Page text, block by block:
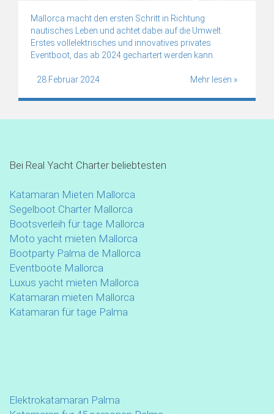
Mallorca macht den ersten Schritt in Richtung
nautisches Leben und achtet dabei auf die Umwelt.
Erstes vollelektrisches und innovatives privates
Eventboot, das ab 2024 gechartert werden kann.
28 Februar 2024 Mehr lesen »
Bei Real Yacht Charter beliebtesten
Katamaran Mieten Mallorca
Segelboot Charter Mallorca
Bootsverleih für tage Mallorca
Moto yacht mieten Mallorca
Bootparty Palma de Mallorca
Eventboote Mallorca
Luxus yacht mieten Mallorca
Katamaran mieten Mallorca
Katamaran für tage Palma
Elektrokatamaran Palma